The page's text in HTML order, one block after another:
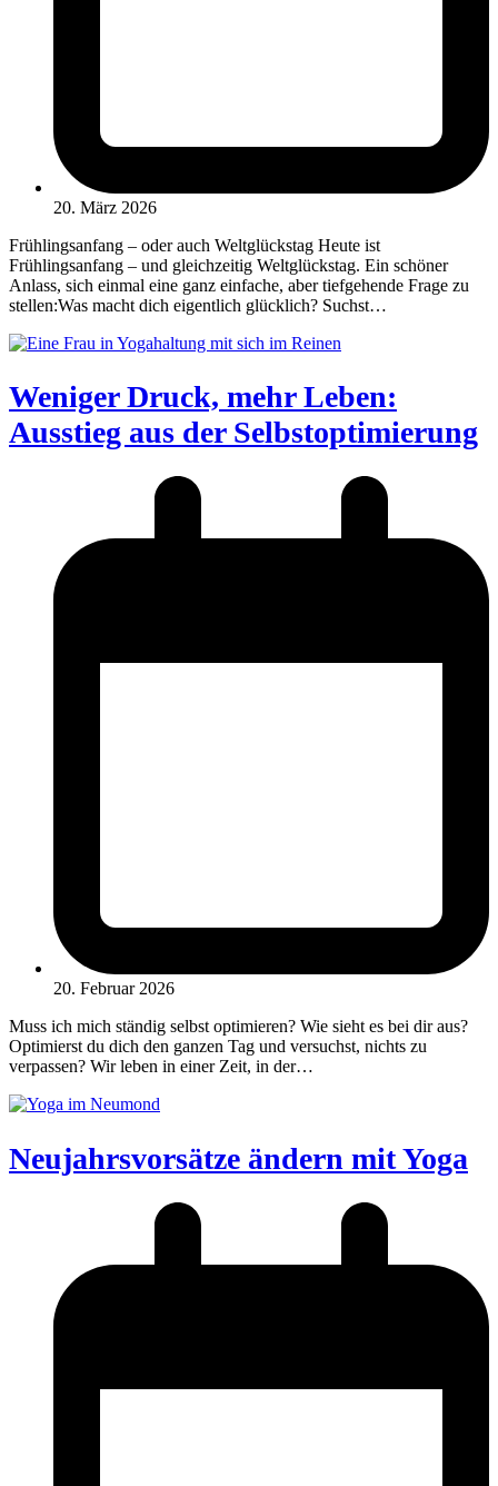
20. März 2026
Frühlingsanfang – oder auch Weltglückstag Heute ist
Frühlingsanfang – und gleichzeitig Weltglückstag. Ein schöner
Anlass, sich einmal eine ganz einfache, aber tiefgehende Frage zu
stellen:Was macht dich eigentlich glücklich? Suchst…
Weniger Druck, mehr Leben:
Ausstieg aus der Selbstoptimierung
20. Februar 2026
Muss ich mich ständig selbst optimieren? Wie sieht es bei dir aus?
Optimierst du dich den ganzen Tag und versuchst, nichts zu
verpassen? Wir leben in einer Zeit, in der…
Neujahrsvorsätze ändern mit Yoga